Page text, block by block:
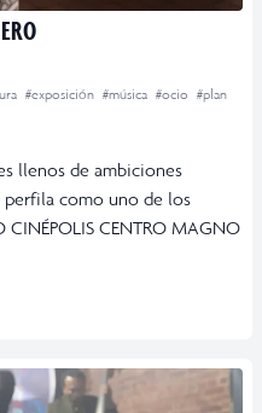
#exposición #música #ocio #plan
llenos de ambiciones
perfila como uno de los
CINÉPOLIS CENTRO MAGNO